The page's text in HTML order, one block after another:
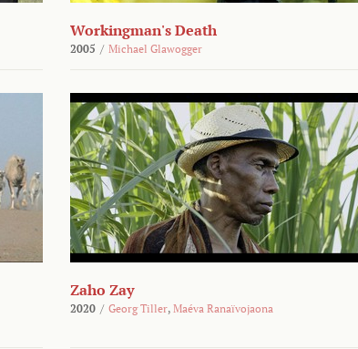
Workingman's Death
2005 / Michael Glawogger
Zaho Zay
2020 / Georg Tiller, Maéva Ranaïvojaona